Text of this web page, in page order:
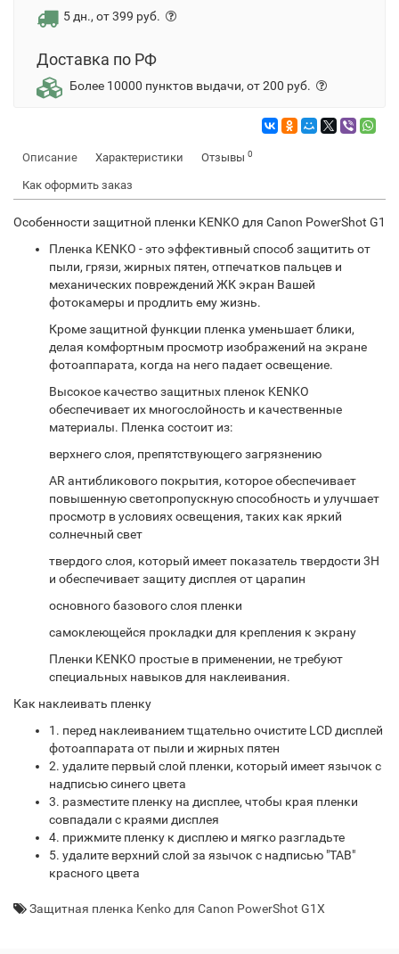
5 дн., от 399 руб.
Доставка по РФ
Более 10000 пунктов выдачи, от 200 руб.
Описание Характеристики Отзывы 0
Как оформить заказ
Особенности защитной пленки KENKO для Canon PowerShot G1
Пленка KENKO - это эффективный способ защитить от
пыли, грязи, жирных пятен, отпечатков пальцев и
механических повреждений ЖК экран Вашей
фотокамеры и продлить ему жизнь.
Кроме защитной функции пленка уменьшает блики,
делая комфортным просмотр изображений на экране
фотоаппарата, когда на него падает освещение.
Высокое качество защитных пленок KENKO
обеспечивает их многослойность и качественные
материалы. Пленка состоит из:
верхнего слоя, препятствующего загрязнению
AR антибликового покрытия, которое обеспечивает
повышенную светопропускную способность и улучшает
просмотр в условиях освещения, таких как яркий
солнечный свет
твердого слоя, который имеет показатель твердости 3H
и обеспечивает защиту дисплея от царапин
основного базового слоя пленки
самоклеющейся прокладки для крепления к экрану
Пленки KENKO простые в применении, не требуют
специальных навыков для наклеивания.
Как наклеивать пленку
1. перед наклеиванием тщательно очистите LCD дисплей
фотоаппарата от пыли и жирных пятен
2. удалите первый слой пленки, который имеет язычок с
надписью синего цвета
3. разместите пленку на дисплее, чтобы края пленки
совпадали с краями дисплея
4. прижмите пленку к дисплею и мягко разгладьте
5. удалите верхний слой за язычок с надписью "TAB"
красного цвета
Защитная пленка Kenko для Canon PowerShot G1Х